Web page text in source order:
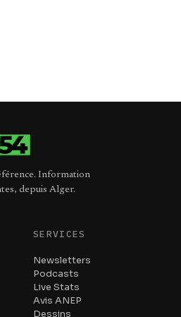
Information
depuis Alger.
SERVICES
Newsletters
Podcasts
Live Stats
Avis ANEP
Dessins